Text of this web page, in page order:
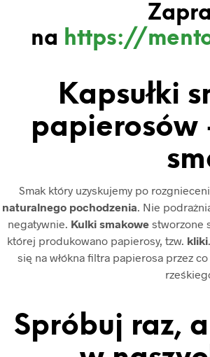
na https://
Kapsułki
papierosów
Smak który uzyskujemy po
naturalnego pochodzenia. Nie
negatywnie. Kulki smakowe stworzone
której produkowano papierosy, tzw. kliki
się na włókna filtra papierosa przez
Spróbuj raz,